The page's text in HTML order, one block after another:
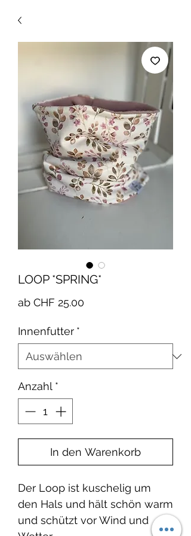
LOOP *SPRING*
ab CHF 25.00
Innenfutter *
Anzahl *
In den Warenkorb
Der Loop ist kuschelig um
den Hals und hält schön warm
und schützt vor Wind und